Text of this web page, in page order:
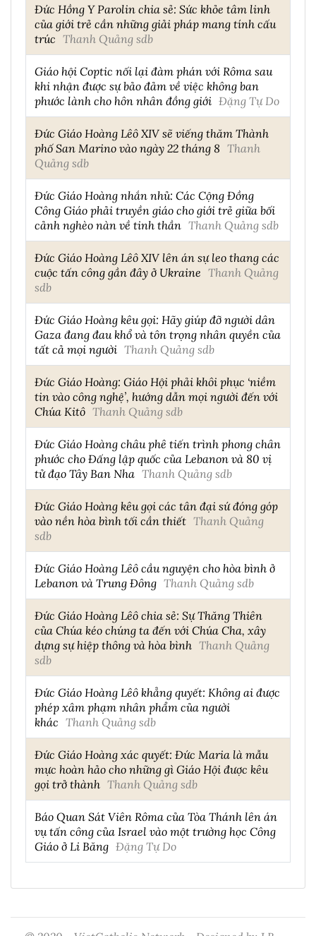
Đức Hồng Y Parolin chia sẻ: Sức khỏe tâm linh
của giới trẻ cần những giải pháp mang tính cấu
trúc Thanh Quảng sdb
Giáo hội Coptic nối lại đàm phán với Rôma sau
khi nhận được sự bảo đảm về việc không ban
phước lành cho hôn nhân đồng giới Đặng Tự Do
Đức Giáo Hoàng Lêô XIV sẽ viếng thăm Thành
phố San Marino vào ngày 22 tháng 8 Thanh
Quảng sdb
Đức Giáo Hoàng nhắn nhủ: Các Cộng Đồng
Công Giáo phải truyền giáo cho giới trẻ giữa bối
cảnh nghèo nàn về tinh thần Thanh Quảng sdb
Đức Giáo Hoàng Lêô XIV lên án sự leo thang các
cuộc tấn công gần đây ở Ukraine Thanh Quảng
sdb
Đức Giáo Hoàng kêu gọi: Hãy giúp đỡ người dân
Gaza đang đau khổ và tôn trọng nhân quyền của
tất cả mọi người Thanh Quảng sdb
Đức Giáo Hoàng: Giáo Hội phải khôi phục ‘niềm
tin vào công nghệ’, hướng dẫn mọi người đến với
Chúa Kitô Thanh Quảng sdb
Đức Giáo Hoàng châu phê tiến trình phong chân
phước cho Đấng lập quốc của Lebanon và 80 vị
tử đạo Tây Ban Nha Thanh Quảng sdb
Đức Giáo Hoàng kêu gọi các tân đại sứ đóng góp
vào nền hòa bình tối cần thiết Thanh Quảng
sdb
Đức Giáo Hoàng Lêô cầu nguyện cho hòa bình ở
Lebanon và Trung Đông Thanh Quảng sdb
Đức Giáo Hoàng Lêô chia sẻ: Sự Thăng Thiên
của Chúa kéo chúng ta đến với Chúa Cha, xây
dựng sự hiệp thông và hòa bình Thanh Quảng
sdb
Đức Giáo Hoàng Lêô khẳng quyết: Không ai được
phép xâm phạm nhân phẩm của người
khác Thanh Quảng sdb
Đức Giáo Hoàng xác quyết: Đức Maria là mẫu
mực hoàn hảo cho những gì Giáo Hội được kêu
gọi trở thành Thanh Quảng sdb
Báo Quan Sát Viên Rôma của Tòa Thánh lên án
vụ tấn công của Israel vào một trường học Công
Giáo ở Li Băng Đặng Tự Do